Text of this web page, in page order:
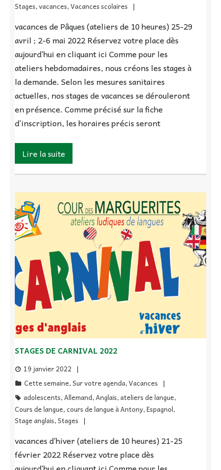
Stages,vacances,Vacances scolaires
vacances de Pâques (ateliers de 10 heures) 25-29
avril ; 2-6 mai 2022 Réservez votre place dès
aujourd’hui en cliquant ici Comme pour les
ateliers hebdomadaires, nous créons les stages à
la demande. Selon les mesures sanitaires
actuelles, nos stages de vacances se dérouleront
en présence. Comme précisé sur la fiche
d’inscription, les horaires précis seront
Lire la suite
STAGES DE CARNIVAL 2022
19 janvier 2022
Cette semaine,Sur votre agenda,Vacances
adolescents,Allemand,Anglais,ateliers de langue,
Cours de langue,cours de langue à Antony,Espagnol,
Stage anglais,Stages
vacances d’hiver (ateliers de 10 heures) 21-25
février 2022 Réservez votre place dès